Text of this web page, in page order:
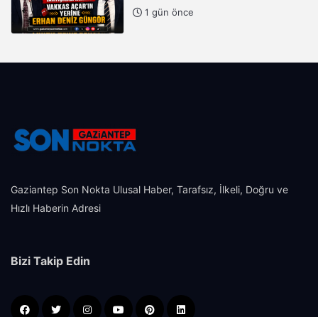
AÇAR'IN YERİNE ERHAN DENİZ
1 gün önce
Gaziantep Son Nokta Ulusal Haber, Tarafsız, İlkeli, Doğru ve
Hızlı Haberin Adresi
Bizi Takip Edin